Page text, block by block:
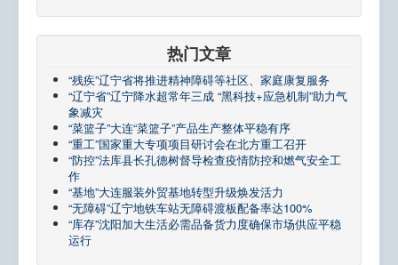
热门文章
“残疾”辽宁省将推进精神障碍等社区、家庭康复服务
“辽宁省”辽宁降水超常年三成 “黑科技+应急机制”助力气
象减灾
“菜篮子”大连“菜篮子”产品生产整体平稳有序
“重工”国家重大专项项目研讨会在北方重工召开
“防控”法库县长孔德树督导检查疫情防控和燃气安全工
作
“基地”大连服装外贸基地转型升级焕发活力
“无障碍”辽宁地铁车站无障碍渡板配备率达100%
“库存”沈阳加大生活必需品备货力度确保市场供应平稳
运行